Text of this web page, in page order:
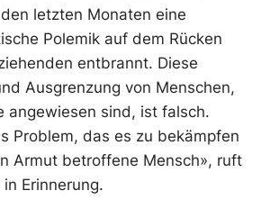
letzten Monaten eine
Polemik auf dem Rücken
entbrannt. Diese
Ausgrenzung von Menschen,
angewiesen sind, ist falsch.
Problem, das es zu bekämpfen
Armut betroffene Mensch», ruft
Erinnerung.